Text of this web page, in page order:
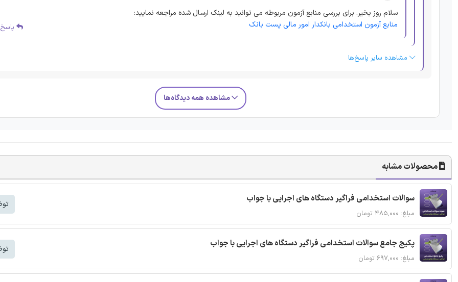
سلام روز بخیر. برای بررسی منابع آزمون مربوطه می توانید به لینک ارسال شده مراجعه نمایید:
منابع آزمون استخدامی بانکدار امور مالی پست بانک
پاسخ
مشاهده سایر پاسخ‌ها
مشاهده همه دیدگاه‌ها
محصولات مشابه
سوالات استخدامی فراگیر دستگاه های اجرایی با جواب
مبلغ: ۴۸۵,۰۰۰ تومان
پکیج جامع سوالات استخدامی فراگیر دستگاه های اجرایی با جواب
مبلغ: ۶۹۷,۰۰۰ تومان